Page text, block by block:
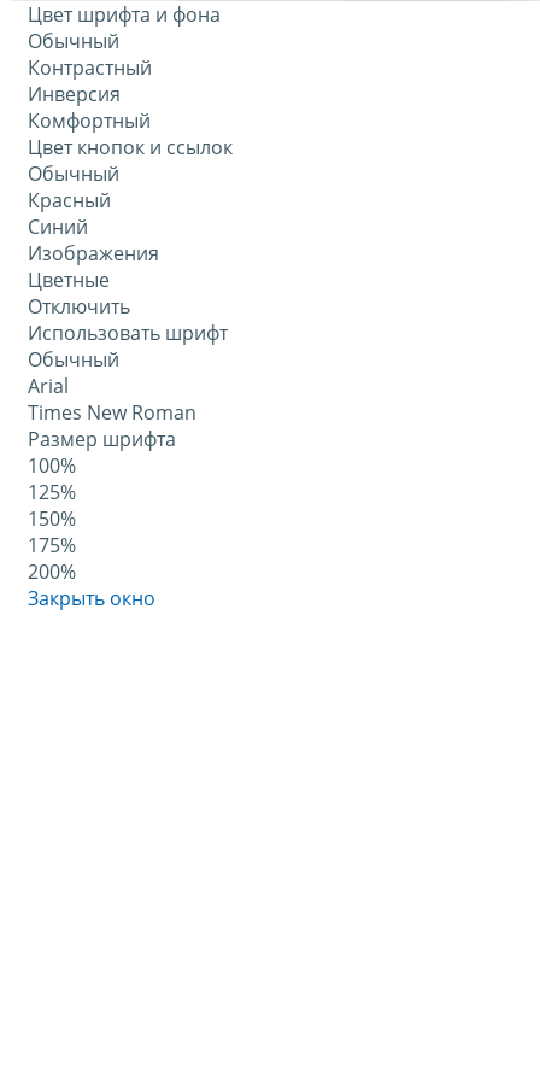
Цвет шрифта и фона
Обычный
Контрастный
Инверсия
Комфортный
Цвет кнопок и ссылок
Обычный
Красный
Синий
Изображения
Цветные
Отключить
Использовать шрифт
Обычный
Arial
Times New Roman
Размер шрифта
100%
125%
150%
175%
200%
Закрыть окно